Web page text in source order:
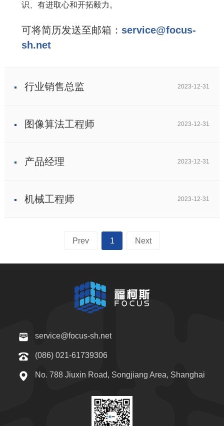
识、有进取心和开拓毅力。
可将简历发送至邮箱： service@focus-
sh.net
2023-12-31
行业销售总监
2023-12-31
图像算法工程师
2023-12-31
产品经理
2023-12-31
机械工程师
Prev 1 Next
service@focus-sh.net
(086) 021-61739306
No. 788 Jiuxin Road, Songjiang Area, Shanghai